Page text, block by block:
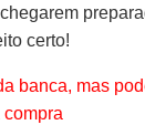
certo!
banca, mas